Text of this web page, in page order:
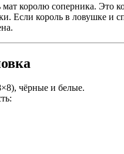
мат королю соперника. Это
Если король в ловушке и
чёрные и белые.